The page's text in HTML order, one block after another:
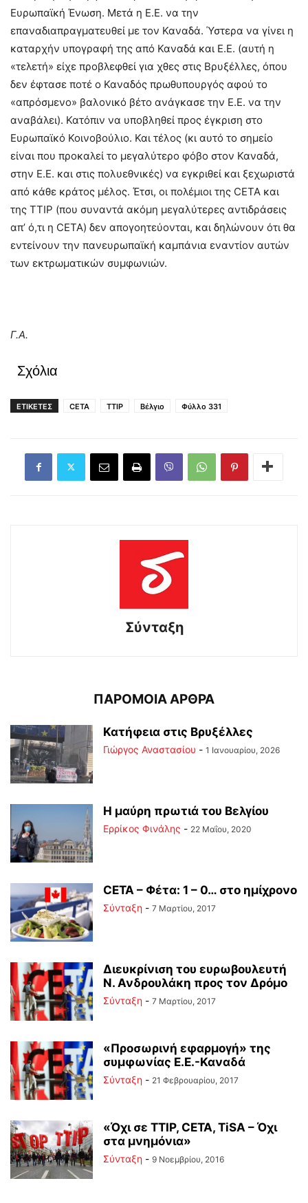
Ευρωπαϊκή Ένωση. Μετά η Ε.Ε. να την
επαναδιαπραγματευθεί με τον Καναδά. Ύστερα να γίνει η
καταρχήν υπογραφή της από Καναδά και Ε.Ε. (αυτή η
«τελετή» είχε προβλεφθεί για χθες στις Βρυξέλλες, όπου
δεν έφτασε ποτέ ο Καναδός πρωθυπουργός αφού το
«απρόσμενο» βαλονικό βέτο ανάγκασε την Ε.Ε. να την
αναβάλει). Κατόπιν να υποβληθεί προς έγκριση στο
Ευρωπαϊκό Κοινοβούλιο. Και τέλος (κι αυτό το σημείο
είναι που προκαλεί το μεγαλύτερο φόβο στον Καναδά,
στην Ε.Ε. και στις πολυεθνικές) να εγκριθεί και ξεχωριστά
από κάθε κράτος μέλος. Έτσι, οι πολέμιοι της CETA και
της ΤΤΙΡ (που συναντά ακόμη μεγαλύτερες αντιδράσεις
απ’ ό,τι η CETA) δεν απογοητεύονται, και δηλώνουν ότι θα
εντείνουν την πανευρωπαϊκή καμπάνια εναντίον αυτών
των εκτρωματικών συμφωνιών.
Γ.Α.
Σχόλια
ΕΤΙΚΕΤΕΣ CETA TTIP Βέλγιο Φύλλο 331
Σύνταξη
ΠΑΡΟΜΟΙΑ ΑΡΘΡΑ
Κατήφεια στις Βρυξέλλες
Γιώργος Αναστασίου - 1 Ιανουαρίου, 2026
Η μαύρη πρωτιά του Βελγίου
Ερρίκος Φινάλης - 22 Μαΐου, 2020
CETA – Φέτα: 1 – 0… στο ημίχρονο
Σύνταξη - 7 Μαρτίου, 2017
Διευκρίνιση του ευρωβουλευτή
Ν. Ανδρουλάκη προς τον Δρόμο
Σύνταξη - 7 Μαρτίου, 2017
«Προσωρινή εφαρμογή» της
συμφωνίας Ε.Ε.-Καναδά
Σύνταξη - 21 Φεβρουαρίου, 2017
«Όχι σε ΤΤΙP, CETA, TiSA – Όχι
στα μνημόνια»
Σύνταξη - 9 Νοεμβρίου, 2016